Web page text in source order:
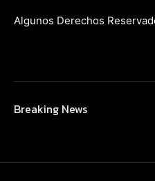
Algunos Derechos
Breaking News